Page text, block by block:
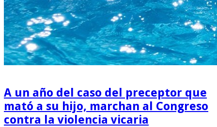
A un año del caso del preceptor que
mató a su hijo, marchan al Congreso
contra la violencia vicaria